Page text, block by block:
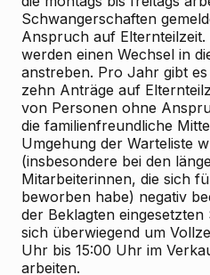
Schwangerschaften
Anspruch auf
werden einen Wechsel in
anstreben. Pro Jahr gibt
zehn Anträge auf
von Personen ohne
die familienfreundliche
Umgehung der Warteliste
(insbesondere bei den
Mitarbeiterinnen, die sich
beworben habe) negativ
der Beklagten
sich überwiegend um
Uhr bis 15:00 Uhr im
arbeiten.